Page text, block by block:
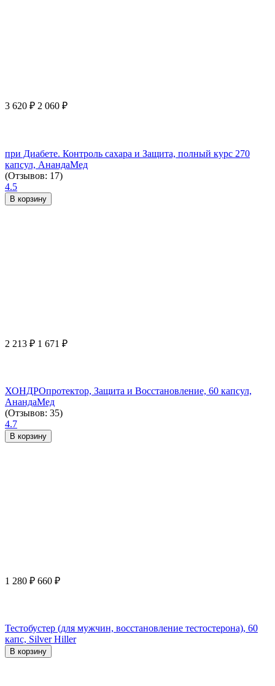
3 620 ₽ 2 060 ₽
при Диабете. Контроль сахара и Защита, полный курс 270
капсул, АнандаМед
(Отзывов: 17)
4.5
В корзину
2 213 ₽ 1 671 ₽
ХОНДРОпротектор, Защита и Восстановление, 60 капсул,
АнандаМед
(Отзывов: 35)
4.7
В корзину
1 280 ₽ 660 ₽
Тестобустер (для мужчин, восстановление тестостерона), 60
капс, Silver Hiller
В корзину